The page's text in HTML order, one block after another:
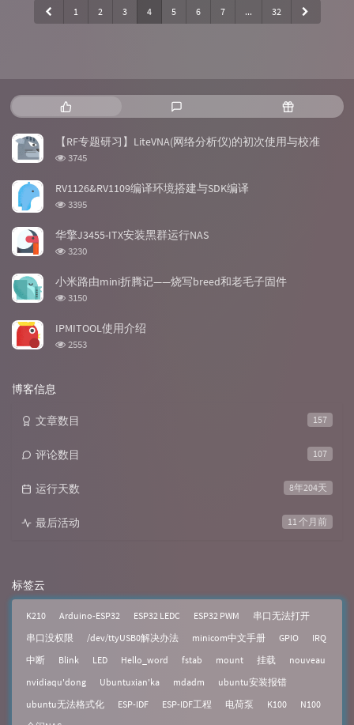
1 2 3 4 5 6 7 ... 32
热
门
文
章
新
评
论
随
机
文
章
【RF专题研习】LiteVNA(网络分析仪)的初次使用与校准
浏
次
3745
RV1126&RV1109编译环境搭建与SDK编译
浏
次
数:
3395
华擎J3455-ITX安装黑群运行NAS
浏
次
数:
3230
小米路由mini折腾记——烧写breed和老毛子固件
浏
次
3150
IPMITOOL使用介绍
浏
2553
博客信息
157
文章数目
107
评论数目
8年204天
运行天数
11 个月前
最后活动
标签云
K210 Arduino-ESP32 ESP32 LEDC ESP32 PWM
串口无法打开
串口没权限
/dev/ttyUSB0解决办法 minicom中文手册 GPIO
IRQ
中断
Blink LED Hello_word fstab mount 挂载
nouveau
nvidiaqu'dong
Ubuntuxian'ka mdadm
ubuntu安装报错
ubuntu无法格式化
ESP-IDF ESP-IDF工程 电荷泵 K100
N100